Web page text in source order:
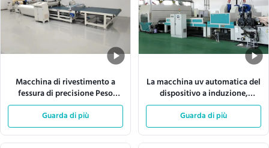
Macchina di rivestimento a
fessura di precisione Peso
uniforme di rivestimento
Matrice regolabile
Guarda di più
La macchina uv automatica del
dispositivo a induzione,
W1300mm spruzza la linea di
produzione della pittura
Guarda di più